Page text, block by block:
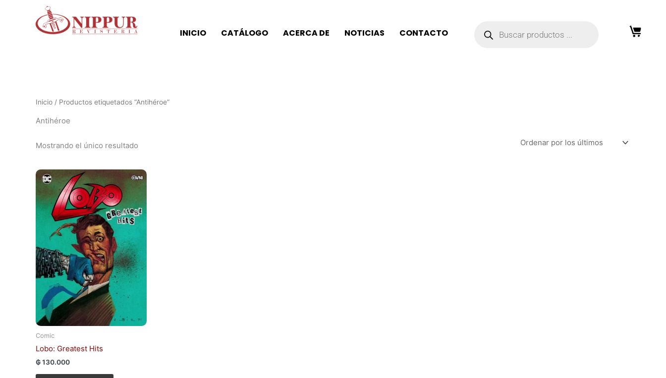
INICIO CATÁLOGO ACERCA DE NOTICIAS CONTACTO
productos
Inicio / Productos etiquetados “Antihéroe”
Antihéroe
Mostrando el único resultado
Comic
Lobo: Greatest Hits
₲130.000